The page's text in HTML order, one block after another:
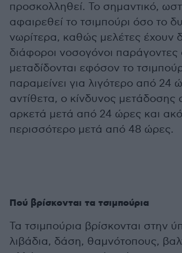
προσκολληθεί. Το σημαντικό,
αφαιρεθεί το τσιμπούρι όσο το
νωρίτερα, καθώς μελέτες έχουν
διάφοροι νοσογόνοι παράγοντες
μεταδίδονται εφόσον το
παραμείνει για λιγότερο από 24
αντίθετα, ο κίνδυνος μετάδοσης
αρκετά μετά από 24 ώρες και
περισσότερο μετά από 48 ώρες.
Πού βρίσκονται τα τσιμπούρια
Τα τσιμπούρια βρίσκονται στην
λιβάδια, δάση, θαμνότοπους,